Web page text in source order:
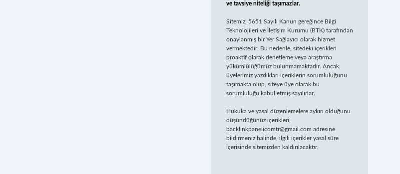
ve tavsiye niteliği taşımazlar.
Sitemiz, 5651 Sayılı Kanun gereğince Bilgi
Teknolojileri ve İletişim Kurumu (BTK) tarafından
onaylanmış bir Yer Sağlayıcı olarak hizmet
vermektedir. Bu nedenle, sitedeki içerikleri
proaktif olarak denetleme veya araştırma
yükümlülüğümüz bulunmamaktadır. Ancak,
üyelerimiz yazdıkları içeriklerin sorumluluğunu
taşımakta olup, siteye üye olarak bu
sorumluluğu kabul etmiş sayılırlar.
Hukuka ve yasal düzenlemelere aykırı olduğunu
düşündüğünüz içerikleri,
backlinkpanelicomtr@gmail.com adresine
bildirmeniz halinde, ilgili içerikler yasal süre
içerisinde sitemizden kaldırılacaktır.